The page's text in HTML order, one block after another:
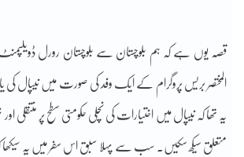
قصہ یوں ہے کہ ہم بلوچستان سے بلوچستان رورل ڈویلپمنٹ
المختصر بریس پروگرام کے ایک وفد کی صورت میں نیپال کی
یہ تھا کہ نیپال میں اختیارات کی نچلی حکومتی سطح پر منتقلی
متعلق سیکھ سکیں۔ سب سے پہلا سبق اس سفر میں یہ سیکھا